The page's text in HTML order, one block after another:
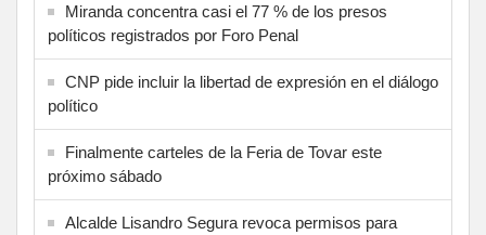
Miranda concentra casi el 77 % de los presos
políticos registrados por Foro Penal
CNP pide incluir la libertad de expresión en el diálogo
político
Finalmente carteles de la Feria de Tovar este
próximo sábado
Alcalde Lisandro Segura revoca permisos para